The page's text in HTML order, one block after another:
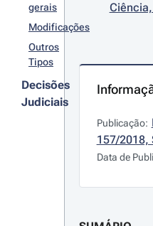
gerais
Modificações
Outros
Tipos
Decisões
Judiciais
Publicação:
157/2018,
Data de